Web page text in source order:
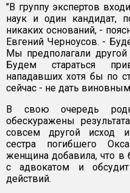
"В группу экспертов
наук и один кандидат,
никаких оснований, -
Евгений Черноусов. -
Мы предполагали другой
Будем стараться
нападавших хотя бы по
сейчас - не дать виновным
В свою очередь
обескуражены
совсем другой исход
сестра погибшего
женщина добавила, что в
с адвокатом и
действий.